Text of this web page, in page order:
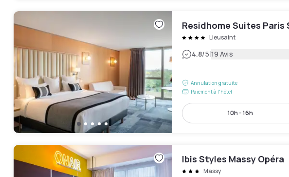
Residhome Suites Paris
Lieusaint
4.8/5|19 Avis
Annulation gratuite
Paiement à l'hôtel
10h - 16h
Ibis Styles Massy Opéra
Massy